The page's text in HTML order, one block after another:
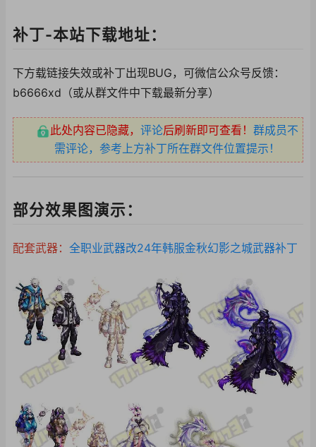
补丁-本站下载地址：
下方载链接失效或补丁出现BUG，可微信公众号反馈：
b6666xd（或从群文件中下载最新分享）
此处内容已隐藏， 评论后刷新即可查看！ 群成员不
需评论，参考上方补丁所在群文件位置提示！
部分效果图演示：
配套武器： 全职业武器改24年韩服金秋幻影之城武器补丁